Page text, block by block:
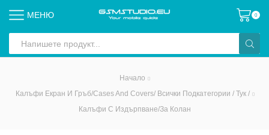
МЕНЮ 0
input
Начало
Калъфи Екран И Гръб/Cases And Covers/ Всички Подкатегории / Тук /
Калъфи С Издърпване/за Колан